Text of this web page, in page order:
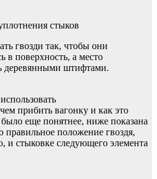
стыков
гвозди так, чтобы они
в поверхность, а место
деревянными штифтами.
прибить вагонку и как это
еще понятнее, ниже показана
правильное положение гвоздя,
и стыковке следующего элемента